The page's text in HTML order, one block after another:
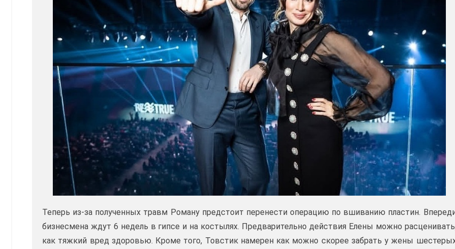
Теперь из-за полученных травм Роману предстоит перенести операцию по вшиванию пластин.
бизнесмена ждут 6 недель в гипсе и на костылях. Предварительно действия Елены можно
как тяжкий вред здоровью. Кроме того, Товстик намерен как можно скорее забрать у жены